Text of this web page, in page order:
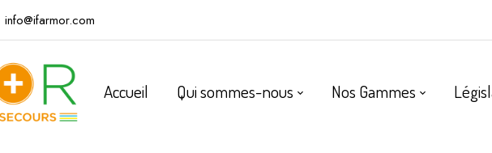
info@ifarmor.com
Accueil Qui sommes-nous Nos Gammes